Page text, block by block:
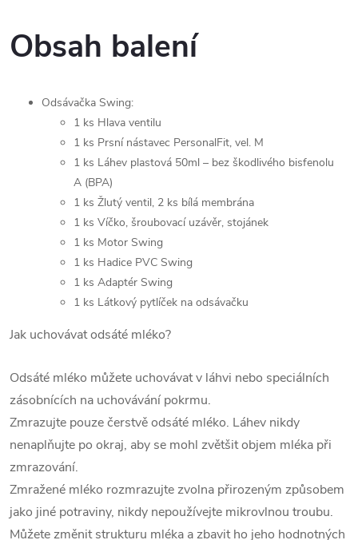
Obsah balení
Odsávačka Swing:
1 ks Hlava ventilu
1 ks Prsní nástavec PersonalFit, vel. M
1 ks Láhev plastová 50ml – bez škodlivého bisfenolu
A (BPA)
1 ks Žlutý ventil, 2 ks bílá membrána
1 ks Víčko, šroubovací uzávěr, stojánek
1 ks Motor Swing
1 ks Hadice PVC Swing
1 ks Adaptér Swing
1 ks Látkový pytlíček na odsávačku
Jak uchovávat odsáté mléko?
Odsáté mléko můžete uchovávat v láhvi nebo speciálních
zásobnících na uchovávání pokrmu.
Zmrazujte pouze čerstvě odsáté mléko. Láhev nikdy
nenaplňujte po okraj, aby se mohl zvětšit objem mléka při
zmrazování.
Zmražené mléko rozmrazujte zvolna přirozeným způsobem
jako jiné potraviny, nikdy nepoužívejte mikrovlnou troubu.
Můžete změnit strukturu mléka a zbavit ho jeho hodnotných